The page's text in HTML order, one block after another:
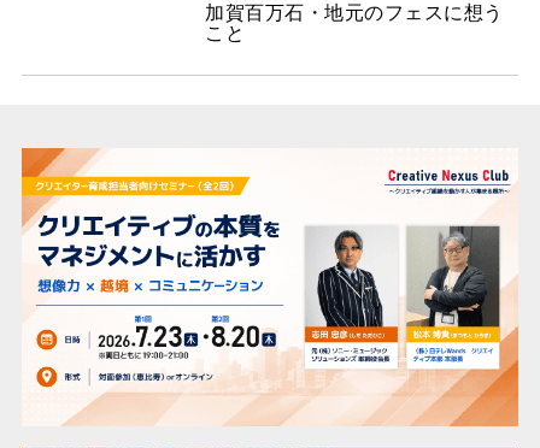
加賀百万石・地元のフェスに想う
こと